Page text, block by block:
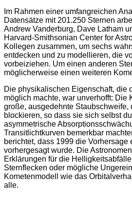
Im Rahmen einer umfangreichen
Datensätze mit 201.250 Sternen
Andrew Vanderburg, Dave Latham
Harvard-Smithsonian Center for
Kollegen zusammen, um sechs
entdecken und zu modellieren, die
vorbeiziehen. Um einen anderen
möglicherweise einen weiteren
Die physikalischen Eigenschaft, die
möglich machte, war unverhofft: Die
große, ausgedehnte Staubschweife,
blockieren, so dass sie sich selbst
asymmetrische
Transitlichtkurven bemerkbar
berichtet, dass 1999 die Vorhersage
vorhergesagt wurde. Die
Erklärungen für die
Sternflecken oder mögliche
Kometenmodell wie das
alle.